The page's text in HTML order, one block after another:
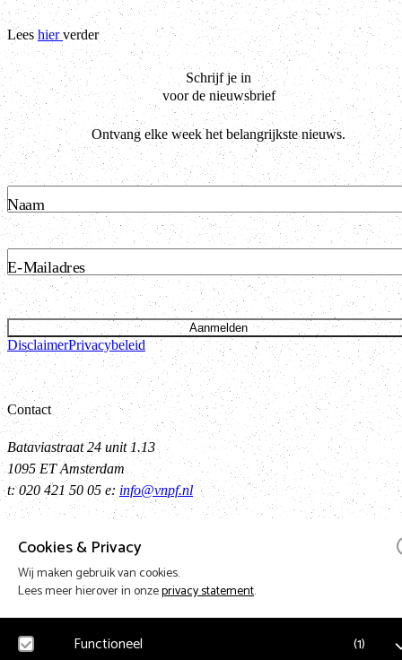
Cookies & Privacy
Wij maken gebruik van cookies.
Lees meer hierover in onzeprivacy statement.
Functioneel (1)
Lees hierverder
Schrijf je in
voor de nieuwsbrief
Ontvang elke week het belangrijkste nieuws.
Naam
E-Mailadres
Aanmelden
DisclaimerPrivacybeleid
Contact
Bataviastraat 24 unit 1.13
1095 ET Amsterdam
t: 020 421 50 05 e: info@vnpf.nl
Vereniging Nederlandse Poppodia en -Festivals
VNPF behartigt de collectieve belangen van de poppodia en
Nederland